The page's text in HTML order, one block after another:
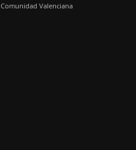
Comunidad Valenciana